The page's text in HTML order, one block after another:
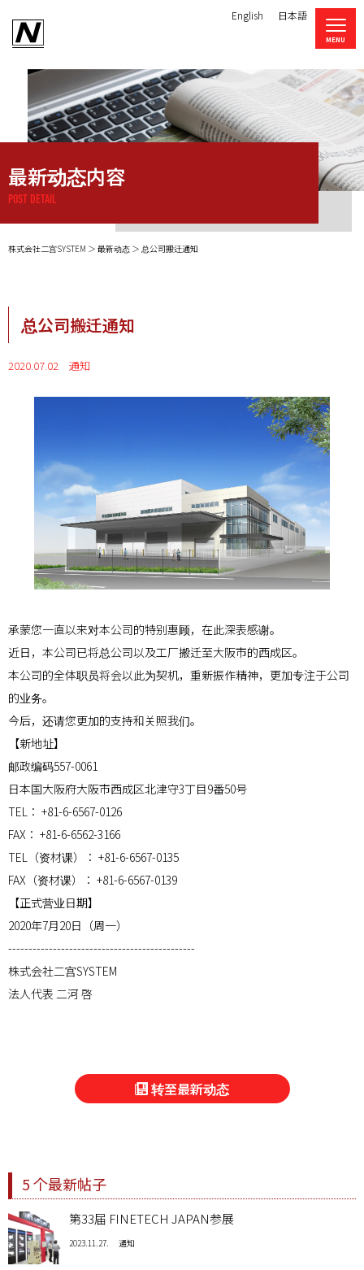
English 日本語
最新动态内容
POST DETAIL
株式会社二宫SYSTEM 最新动态 总公司搬迁通知
总公司搬迁通知
2020.07.02 通知
承蒙您一直以来对本公司的特别惠顾，在此深表感谢。
近日，本公司已将总公司以及工厂搬迁至大阪市的西成区。
本公司的全体职员将会以此为契机，重新振作精神，更加专注于公司
的业务。
今后，还请您更加的支持和关照我们。
【新地址】
邮政编码557-0061
日本国大阪府大阪市西成区北津守3丁目9番50号
TEL： +81-6-6567-0126
FAX： +81-6-6562-3166
TEL（资材课）： +81-6-6567-0135
FAX（资材课）： +81-6-6567-0139
【正式营业日期】
2020年7月20日（周一）
----------------------------------------------
株式会社二宫SYSTEM
法人代表 二河 啓
转至最新动态
5 个最新帖子
第33届 FINETECH JAPAN参展
2023.11.27. 通知